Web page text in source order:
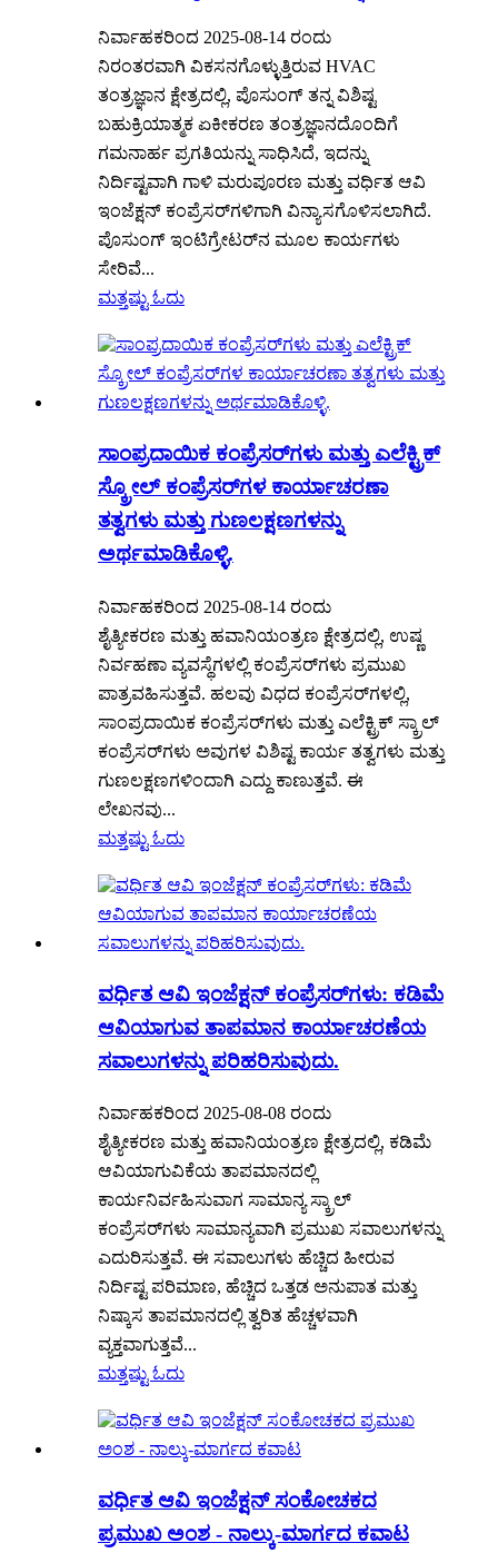
ನಿರ್ವಾಹಕರಿಂದ 2025-08-14 ರಂದು
ನಿರಂತರವಾಗಿ ವಿಕಸನಗೊಳ್ಳುತ್ತಿರುವ HVAC
ತಂತ್ರಜ್ಞಾನ ಕ್ಷೇತ್ರದಲ್ಲಿ, ಪೊಸುಂಗ್ ತನ್ನ ವಿಶಿಷ್ಟ
ಬಹುಕ್ರಿಯಾತ್ಮಕ ಏಕೀಕರಣ ತಂತ್ರಜ್ಞಾನದೊಂದಿಗೆ
ಗಮನಾರ್ಹ ಪ್ರಗತಿಯನ್ನು ಸಾಧಿಸಿದೆ, ಇದನ್ನು
ನಿರ್ದಿಷ್ಟವಾಗಿ ಗಾಳಿ ಮರುಪೂರಣ ಮತ್ತು ವರ್ಧಿತ ಆವಿ
ಇಂಜೆಕ್ಷನ್ ಕಂಪ್ರೆಸರ್‌ಗಳಿಗಾಗಿ ವಿನ್ಯಾಸಗೊಳಿಸಲಾಗಿದೆ.
ಪೊಸುಂಗ್ ಇಂಟಿಗ್ರೇಟರ್‌ನ ಮೂಲ ಕಾರ್ಯಗಳು
ಸೇರಿವೆ...
ಮತ್ತಷ್ಟು ಓದು
ಸಾಂಪ್ರದಾಯಿಕ ಕಂಪ್ರೆಸರ್‌ಗಳು ಮತ್ತು ಎಲೆಕ್ಟ್ರಿಕ್
ಸ್ಕ್ರೋಲ್ ಕಂಪ್ರೆಸರ್‌ಗಳ ಕಾರ್ಯಾಚರಣಾ
ತತ್ವಗಳು ಮತ್ತು ಗುಣಲಕ್ಷಣಗಳನ್ನು
ಅರ್ಥಮಾಡಿಕೊಳ್ಳಿ.
ನಿರ್ವಾಹಕರಿಂದ 2025-08-14 ರಂದು
ಶೈತ್ಯೀಕರಣ ಮತ್ತು ಹವಾನಿಯಂತ್ರಣ ಕ್ಷೇತ್ರದಲ್ಲಿ, ಉಷ್ಣ
ನಿರ್ವಹಣಾ ವ್ಯವಸ್ಥೆಗಳಲ್ಲಿ ಕಂಪ್ರೆಸರ್‌ಗಳು ಪ್ರಮುಖ
ಪಾತ್ರವಹಿಸುತ್ತವೆ. ಹಲವು ವಿಧದ ಕಂಪ್ರೆಸರ್‌ಗಳಲ್ಲಿ,
ಸಾಂಪ್ರದಾಯಿಕ ಕಂಪ್ರೆಸರ್‌ಗಳು ಮತ್ತು ಎಲೆಕ್ಟ್ರಿಕ್ ಸ್ಕ್ರಾಲ್
ಕಂಪ್ರೆಸರ್‌ಗಳು ಅವುಗಳ ವಿಶಿಷ್ಟ ಕಾರ್ಯ ತತ್ವಗಳು ಮತ್ತು
ಗುಣಲಕ್ಷಣಗಳಿಂದಾಗಿ ಎದ್ದು ಕಾಣುತ್ತವೆ. ಈ
ಲೇಖನವು...
ಮತ್ತಷ್ಟು ಓದು
ವರ್ಧಿತ ಆವಿ ಇಂಜೆಕ್ಷನ್ ಕಂಪ್ರೆಸರ್‌ಗಳು: ಕಡಿಮೆ
ಆವಿಯಾಗುವ ತಾಪಮಾನ ಕಾರ್ಯಾಚರಣೆಯ
ಸವಾಲುಗಳನ್ನು ಪರಿಹರಿಸುವುದು.
ನಿರ್ವಾಹಕರಿಂದ 2025-08-08 ರಂದು
ಶೈತ್ಯೀಕರಣ ಮತ್ತು ಹವಾನಿಯಂತ್ರಣ ಕ್ಷೇತ್ರದಲ್ಲಿ, ಕಡಿಮೆ
ಆವಿಯಾಗುವಿಕೆಯ ತಾಪಮಾನದಲ್ಲಿ
ಕಾರ್ಯನಿರ್ವಹಿಸುವಾಗ ಸಾಮಾನ್ಯ ಸ್ಕ್ರಾಲ್
ಕಂಪ್ರೆಸರ್‌ಗಳು ಸಾಮಾನ್ಯವಾಗಿ ಪ್ರಮುಖ ಸವಾಲುಗಳನ್ನು
ಎದುರಿಸುತ್ತವೆ. ಈ ಸವಾಲುಗಳು ಹೆಚ್ಚಿದ ಹೀರುವ
ನಿರ್ದಿಷ್ಟ ಪರಿಮಾಣ, ಹೆಚ್ಚಿದ ಒತ್ತಡ ಅನುಪಾತ ಮತ್ತು
ನಿಷ್ಕಾಸ ತಾಪಮಾನದಲ್ಲಿ ತ್ವರಿತ ಹೆಚ್ಚಳವಾಗಿ
ವ್ಯಕ್ತವಾಗುತ್ತವೆ...
ಮತ್ತಷ್ಟು ಓದು
ವರ್ಧಿತ ಆವಿ ಇಂಜೆಕ್ಷನ್ ಸಂಕೋಚಕದ
ಪ್ರಮುಖ ಅಂಶ - ನಾಲ್ಕು-ಮಾರ್ಗದ ಕವಾಟ